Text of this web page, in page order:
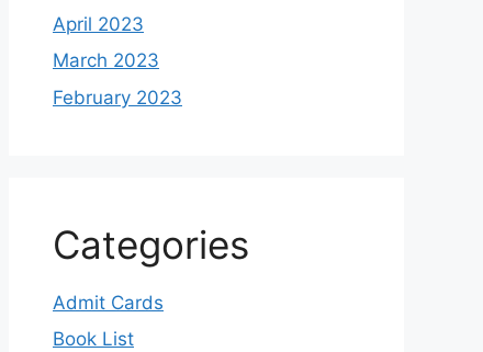
April 2023
March 2023
February 2023
Categories
Admit Cards
Book List